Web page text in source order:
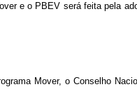
e o PBEV será feita pela
Mover, o Conselho